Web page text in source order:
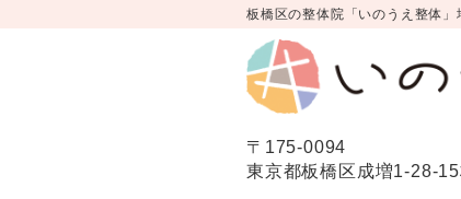
板橋区の整体院「いのうえ整体
〒175-0094
東京都板橋区成増1-28-